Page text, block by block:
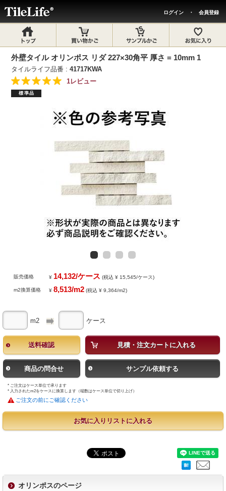
ログイン ・ 会員登録
外壁タイル オリンポス リダ 227×30角平 厚さ = 10mm 1
タイルライフ品番 :41717KWA
1レビュー
標準品
販売価格 ¥ 14,132/ケース (税込 ¥ 15,545/ケース)
m2換算価格 ¥8,513/m2 (税込 ¥ 9,364/m2)
m2 ケース
送料確認 見積・注文カートに入れる
商品の問合せ サンプル依頼する
* ご注文はケース単位で承ります
* 入力されたm2をケースに換算します（端数はケース単位で切り上げ）
ご注文の前にご確認ください
お気に入りリストに入れる
オリンポスのページ